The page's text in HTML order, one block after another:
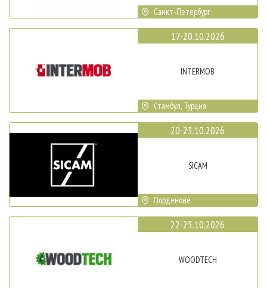
Санкт-Петербург
17-20.10.2026
INTERMOB
Стамбул, Турция
20-23.10.2026
SICAM
Порденоне
22-25.10.2026
WOODTECH